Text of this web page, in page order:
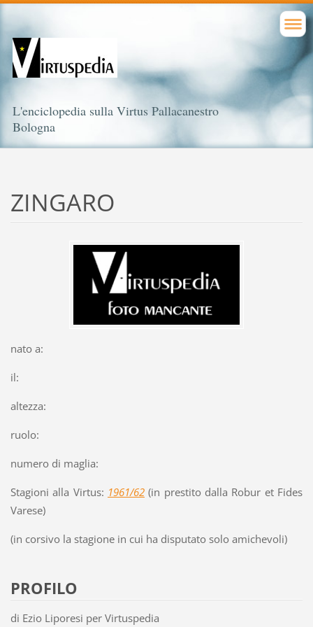
L'enciclopedia sulla Virtus Pallacanestro
Bologna
ZINGARO
nato a:
il:
altezza:
ruolo:
numero di maglia:
Stagioni alla Virtus: 1961/62 (in prestito dalla Robur et Fides
Varese)
(in corsivo la stagione in cui ha disputato solo amichevoli)
PROFILO
di Ezio Liporesi per Virtuspedia